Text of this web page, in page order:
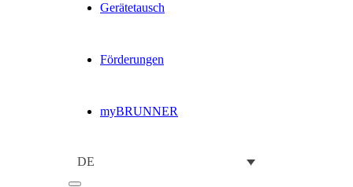
Gerätetausch
Förderungen
myBRUNNER
DE